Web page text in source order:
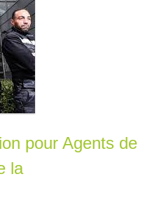
pour Agents de
la